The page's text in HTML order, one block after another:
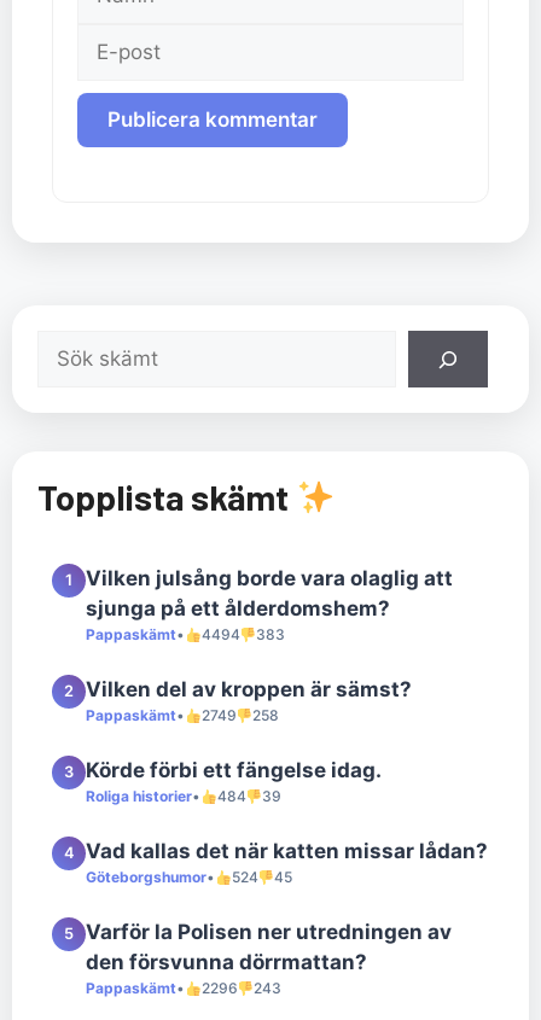
post
Sök
Topplista skämt
1
Vilken julsång borde vara olaglig att
sjunga på ett ålderdomshem?
Pappaskämt• 4494 383
2 Vilken del av kroppen är sämst?
Pappaskämt• 2749 258
3 Körde förbi ett fängelse idag.
Roliga historier• 484 39
4 Vad kallas det när katten missar lådan?
Göteborgshumor• 524 45
5
Varför la Polisen ner utredningen av
den försvunna dörrmattan?
Pappaskämt• 2296 243